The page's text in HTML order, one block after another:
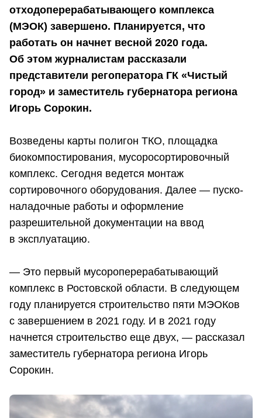
отходоперерабатывающего комплекса
(МЭОК) завершено. Планируется, что
работать он начнет весной 2020 года.
Об этом журналистам рассказали
представители регоператора ГК «Чистый
город» и заместитель губернатора региона
Игорь Сорокин.
Возведены карты полигон ТКО, площадка
биокомпостирования, мусоросортировочный
комплекс. Сегодня ведется монтаж
сортировочного оборудования. Далее — пуско-
наладочные работы и оформление
разрешительной документации на ввод
в эксплуатацию.
— Это первый мусороперерабатывающий
комплекс в Ростовской области. В следующем
году планируется строительство пяти МЭОКов
с завершением в 2021 году. И в 2021 году
начнется строительство еще двух, — рассказал
заместитель губернатора региона Игорь
Сорокин.